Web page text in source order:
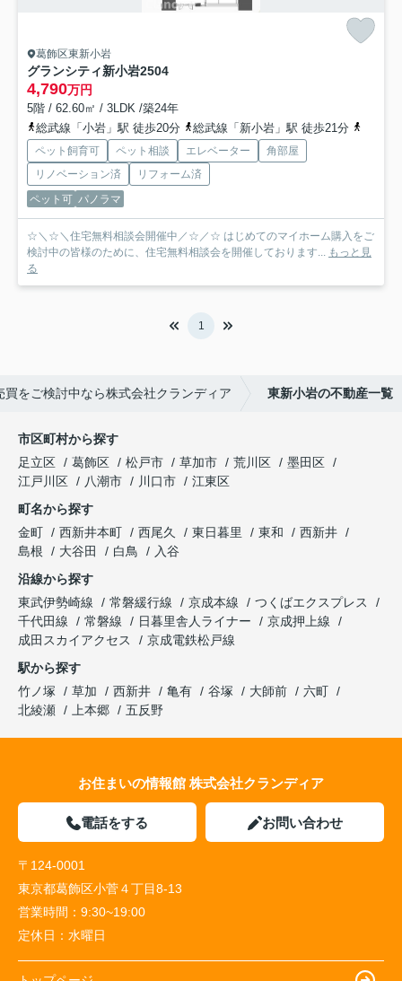
葛飾区東新小岩
グランシティ新小岩2504
4,790万円
5階 / 62.60㎡ / 3LDK /築24年
総武線「小岩」駅 徒歩20分
総武線「新小岩」駅 徒歩21分
ペット飼育可 ペット相談 エレベーター
角部屋
リノベーション済
リフォーム済
ペット可 パノラマ
☆＼☆＼住宅無料相談会開催中／☆／☆ はじめてのマイホーム購入をご
検討中の皆様のために、住宅無料相談会を開催しております... もっと見
る
1
買をご検討中なら株式会社クランディア 東新小岩の不動産一覧
市区町村から探す
足立区
葛飾区 松戸市 草加市 荒川区
墨田区
江戸川区
八潮市 川口市
江東区
町名から探す
金町
西新井本町 西尾久 東日暮里 東和
西新井
島根
大谷田 白鳥
入谷
沿線から探す
東武伊勢崎線
常磐緩行線 京成本線
つくばエクスプレス
千代田線
常磐線 日暮里舎人ライナー
京成押上線
成田スカイアクセス
京成電鉄松戸線
駅から探す
竹ノ塚
草加 西新井 亀有 谷塚 大師前
六町
北綾瀬
上本郷 五反野
お住まいの情報館 株式会社クランディア
電話をする お問い合わせ
〒124-0001
東京都葛飾区小菅４丁目8-13
営業時間： 9:30~19:00
定休日： 水曜日